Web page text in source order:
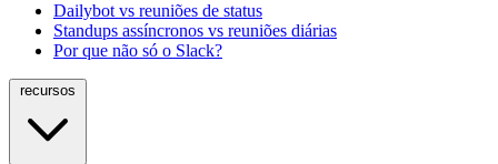
Dailybot vs reuniões de status
Standups assíncronos vs reuniões diárias
Por que não só o Slack?